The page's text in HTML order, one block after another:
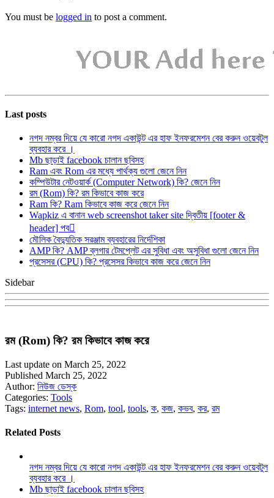
You must be logged in to post a comment.
Last posts
নগদ নম্বর দিয়ে যে কারো নগদ একাউন্ট এর হাফ ইনফরমেশন বের করুন ওয়েবটুল
ব্যবহার করে ।
Mb ছাড়াই facebook চালান ছবিসহ
Ram এবং Rom এর মধ্যে পার্থক্য গুলো জেনে নিন
কম্পিউটার নেটওয়ার্ক (Computer Network) কি? জেনে নিন
রম (Rom) কি? রম কিভাবে কাজ করে
Ram কি? Ram কিভাবে কাজ করে জেনে নিন
Wapkiz এ বানান web screenshot taker site দ্বিতীয় [footer &
header] পব
মৌলিক বৈদ্যুতিক সরঞ্জাম ব্যবহারের নির্দেশিকা
AMP কি? AMP ব্লগার টেমপ্লেট এর সুবিধা এবং অসুবিধা গুলো জেনে নিন
প্রসেসর (CPU) কি? প্রসেসর কিভাবে কাজ করে জেনে নিন
Sidebar
রম (Rom) কি? রম কিভাবে কাজ করে
Last update on March 25, 2022
Published March 25, 2022
Author: নিউজ ডেস্ক
Categories: Tools
Tags: internet news, Rom, tool, tools, ক, কজ, কভব, কর, রম
Related Posts
নগদ নম্বর দিয়ে যে কারো নগদ একাউন্ট এর হাফ ইনফরমেশন বের করুন ওয়েবটুল
ব্যবহার করে ।
Mb ছাড়াই facebook চালান ছবিসহ